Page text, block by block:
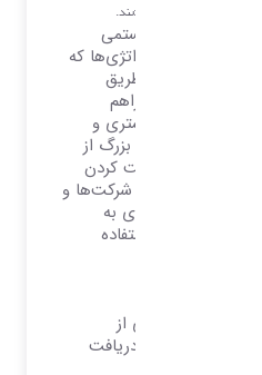
و کارها در ارتباط باشند.
تعریف کرد: سیستمی
تکنولوژی‌ها و استراتژی‌ها که
کارشناسان را از طریق
ایجاد تعامل فراهم
ارزش برای مشتری و
و سازمان‌های بزرگ از
به منظور مدیریت کردن
می‌کنند. بیشتر شرکت‌ها و
به عنوان وسیله‌ای به
مشتریان خود استفاده
تماس حجم زیادی از
از طریق تلفن دریافت